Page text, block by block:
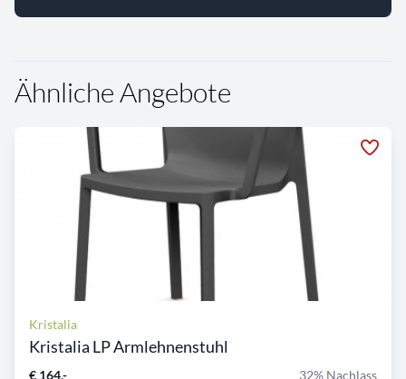
Ähnliche Angebote
Kristalia
Kristalia LP Armlehnenstuhl
€ 164,- 32% Nachlass